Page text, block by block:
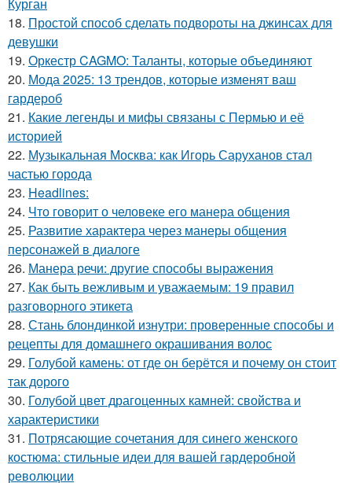
18. Простой способ сделать подвороты на джинсах для
девушки
19. Оркестр CAGMO: Таланты, которые объединяют
20. Мода 2025: 13 трендов, которые изменят ваш
гардероб
21. Какие легенды и мифы связаны с Пермью и её
историей
22. Музыкальная Москва: как Игорь Саруханов стал
частью города
23. Headlines:
24. Что говорит о человеке его манера общения
25. Развитие характера через манеры общения
персонажей в диалоге
26. Манера речи: другие способы выражения
27. Как быть вежливым и уважаемым: 19 правил
разговорного этикета
28. Стань блондинкой изнутри: проверенные способы и
рецепты для домашнего окрашивания волос
29. Голубой камень: от где он берётся и почему он стоит
так дорого
30. Голубой цвет драгоценных камней: свойства и
характеристики
31. Потрясающие сочетания для синего женского
костюма: стильные идеи для вашей гардеробной
революции